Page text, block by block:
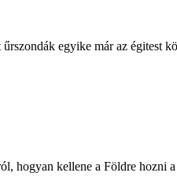
egyike már az égitest
hogyan kellene a Földre hozni